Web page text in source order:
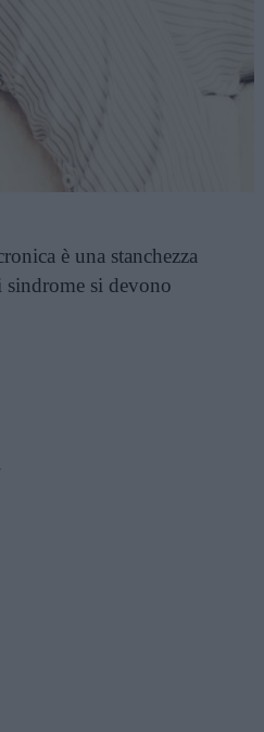
è una stanchezza
sindrome si devono